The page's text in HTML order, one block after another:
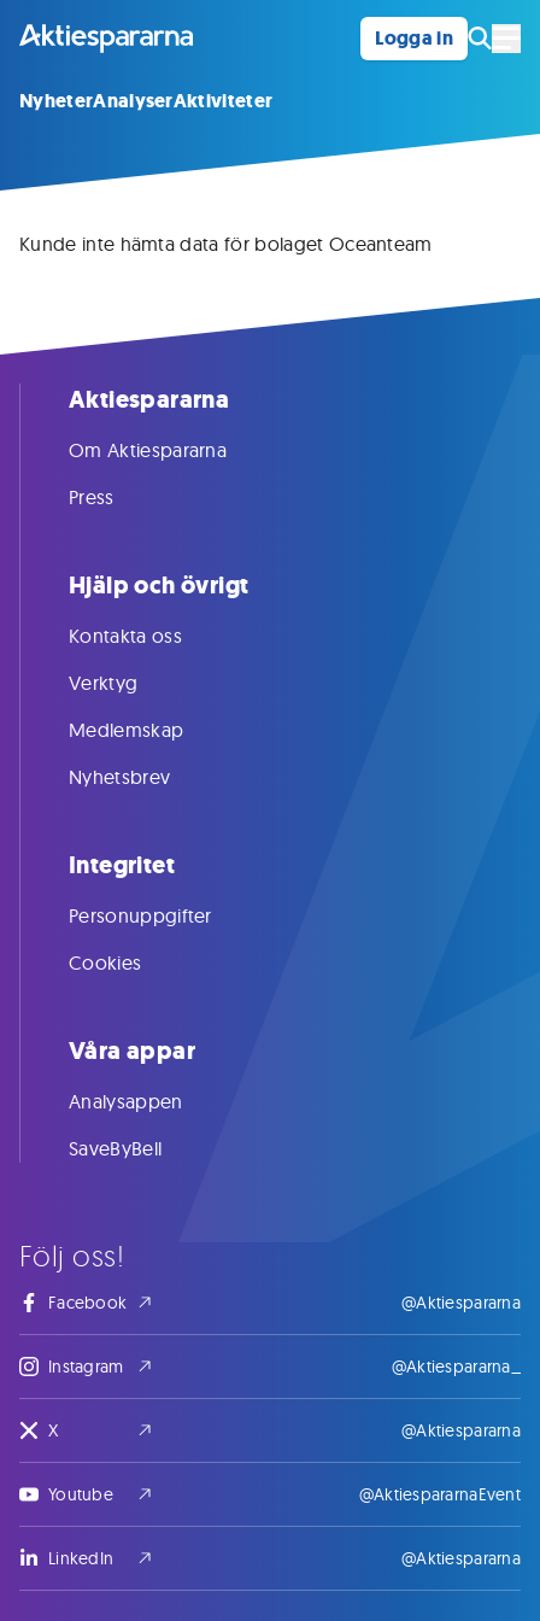
Logga in
NyheterAnalyserAktiviteter
Kunde inte hämta data för bolaget Oceanteam
Följ oss!
Facebook @Aktiespararna
Instagram @Aktiespararna_
X @Aktiespararna
Youtube @AktiespararnaEvent
LinkedIn @Aktiespararna
Aktiespararna
Om Aktiespararna
Press
Hjälp och övrigt
Kontakta oss
Verktyg
Medlemskap
Nyhetsbrev
Integritet
Personuppgifter
Cookies
Våra appar
Analysappen
SaveByBell